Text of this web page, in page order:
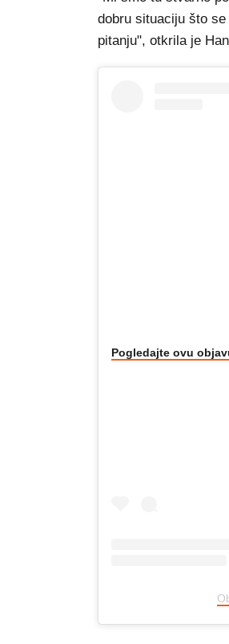
dobru situaciju što
pitanju", otkrila je
Pogledajte ovu